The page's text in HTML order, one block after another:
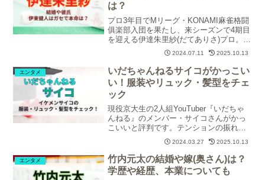
は？
プロ3年目でMリーグ・KONAMI麻雀格闘
俱楽部入団を果たし、来シーズンで4期目
を迎える伊達朱里紗(だてありさ)プロ。可
愛くて強い伊達朱里紗プロの「結婚」
「彼氏」、「伊東健人との噂」や「本命
の相手」について調査・解説します。
2024.07.11 2025.10.13
エンタメ
いだちゃんねるサイコがかっこい
い！服装やリュック・髪型をチェ
ック
現役京大生の2人組YouTuber『いだちゃ
んねる』のメンバー・サイコさんがかっ
こいいと評判です。テンションの振れ幅
が少なく、ボソッと面白いことを言うと
ころが持ち味のサイコさんの「かっこい
い顔」「服装」「リュック」「髪型」に
ついて調査・紹介します。
2024.03.27 2025.10.13
エンタメ
竹内元太の結婚や嫁(奥さん)は？
学歴や経歴、本業についても